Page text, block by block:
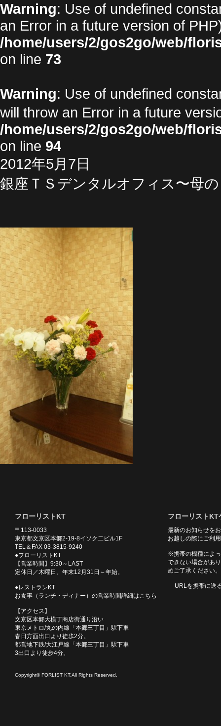
Warning: Use of undefined
an Error in a future version of
/home/users/2/gos2go/web/
on line 73
Warning: Use of undefined
will throw an Error in a future
/home/users/2/gos2go/web/
on line 94
2012年5月7日
銀座ＴＳデンタルオフィス〜母
フローリストKT
〒113-0033
東京都文京区本郷2-19-8イソク二ビル1F
TEL＆FAX 03-3815-9240
●フローリストKT
【営業時間】9:30～LAST
定休日／木曜日、年末12月31日～年始。
●レストランKT
お食事（ランチ・ディナー）の営業時間詳細はこちら
【アクセス】
文京区本郷大横丁商店街通り沿い
東京メトロ/丸の内線「本郷三丁目」駅下車
春日方面出口より徒歩2分。
都営地下鉄/大江戸線「本郷三丁目」駅下車
3出口より徒歩4分。
フローリストKT
最新のお知らせを
お越しの際にご利
※携帯の機種によ
できない場合があ
めご了承ください。
URLを携帯に送
Copyright© FORLIST KT.All Rights Reserved.